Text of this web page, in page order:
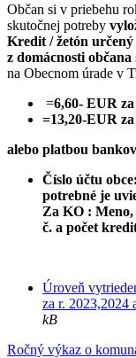
Občan si v priebehu
skutočnej potreby
Kredit / žetón
z domácnosti občana
na Obecnom úrade v
=6,60- EUR
=13,20-EUR
alebo platbou
Číslo účtu
potrebné je u
Za KO :
č. a počet
Úroveň
za r. 2023,2024
kB
Ročný výkaz o